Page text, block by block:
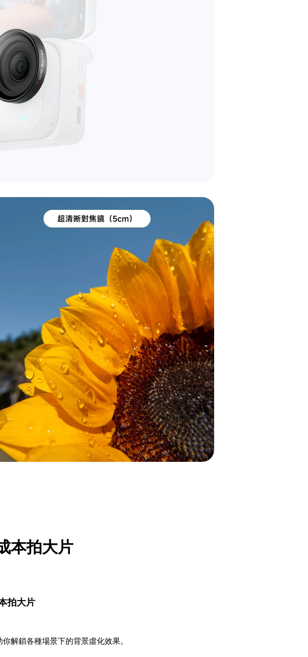
本拍大片
拍大片
解鎖各種場景下的背景虛化效果。